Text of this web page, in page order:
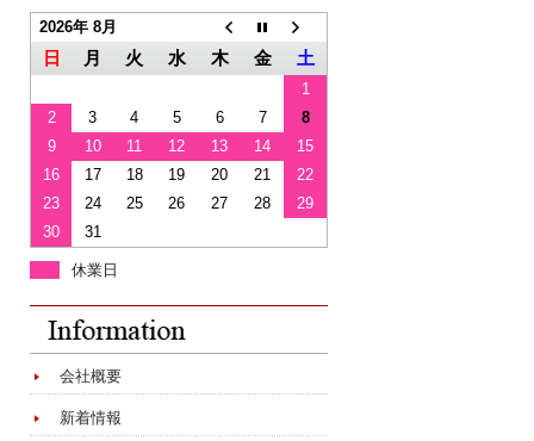
2026年 8月
日 月 火 水 木 金 土
1
2
3 4 5 6 7
8
9
10 11 12 13 14
15
16
17 18 19 20 21
22
23
24 25 26 27 28
29
30
31
休業日
会社概要
新着情報